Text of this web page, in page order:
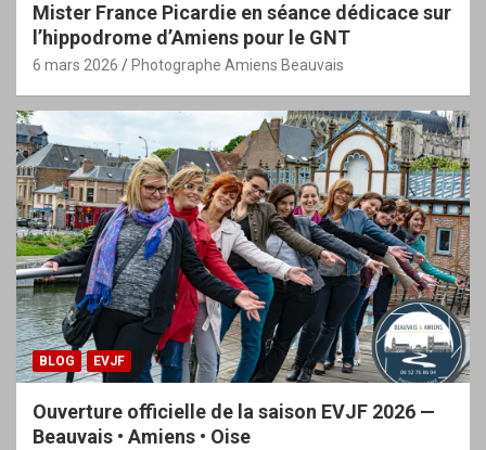
Mister France Picardie en séance dédicace sur
l’hippodrome d’Amiens pour le GNT
6 mars 2026 Photographe Amiens Beauvais
BLOG EVJF
Ouverture officielle de la saison EVJF 2026 —
Beauvais • Amiens • Oise